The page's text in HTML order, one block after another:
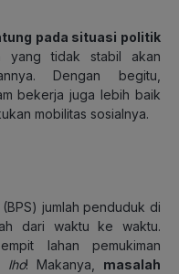
pada situasi politik
yang tidak stabil akan
Dengan begitu,
bekerja juga lebih baik
mobilitas sosialnya.
jumlah penduduk di
dari waktu ke waktu.
lahan pemukiman
lho! Makanya, masalah